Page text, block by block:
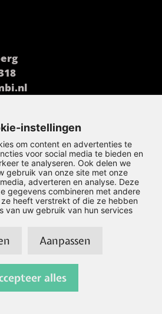
Sitemap
door: SiteOnline
instellingen
om content en advertenties te
voor social media te bieden en
te analyseren. Ook delen we
gebruik van onze site met onze
adverteren en analyse. Deze
gegevens combineren met andere
heeft verstrekt of die ze hebben
van uw gebruik van hun services
Aanpassen
alles